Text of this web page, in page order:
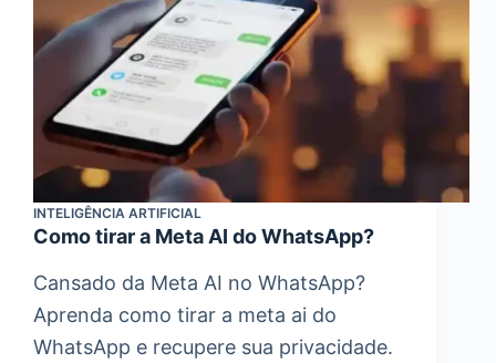
INTELIGÊNCIA ARTIFICIAL
Como tirar a Meta AI do WhatsApp?
Cansado da Meta AI no WhatsApp?
Aprenda como tirar a meta ai do
WhatsApp e recupere sua privacidade.